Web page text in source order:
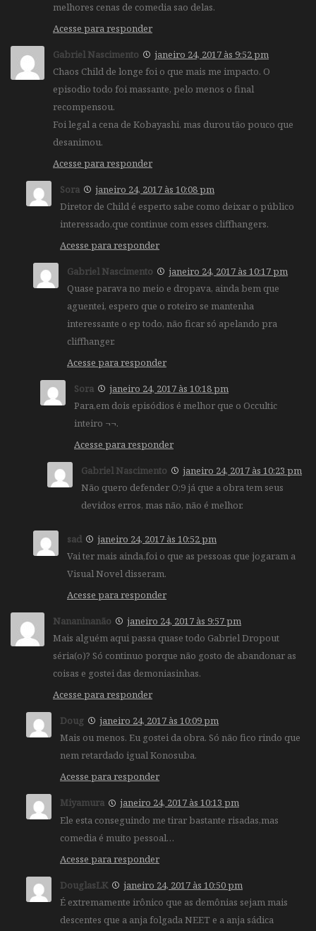
melhores cenas de comedia sao delas.
Acesse para responder
Gabriel Nascimento
janeiro 24, 2017 às 9:52 pm
Chaos Child de longe foi o que mais me impacto. O
episodio todo foi massante, pelo menos o final
recompensou.
Foi legal a cena de Kobayashi, mas durou tão pouco que
desanimou.
Acesse para responder
Sora
janeiro 24, 2017 às 10:08 pm
Diretor de Child é esperto sabe como deixar o público
interessado,que continue com esses cliffhangers.
Acesse para responder
Gabriel Nascimento
janeiro 24, 2017 às 10:17 pm
Quase parava no meio e dropava, ainda bem que
aguentei, espero que o roteiro se mantenha
interessante o ep todo, não ficar só apelando pra
cliffhanger.
Acesse para responder
Sora
janeiro 24, 2017 às 10:18 pm
Para,em dois episódios é melhor que o Occultic
inteiro ¬¬.
Acesse para responder
Gabriel Nascimento
janeiro 24, 2017 às 10:23 pm
Não quero defender O;9 já que a obra tem seus
devidos erros, mas não, não é melhor.
sad
janeiro 24, 2017 às 10:52 pm
Vai ter mais ainda,foi o que as pessoas que jogaram a
Visual Novel disseram.
Acesse para responder
Nananinanão
janeiro 24, 2017 às 9:57 pm
Mais alguém aqui passa quase todo Gabriel Dropout
séria(o)? Só continuo porque não gosto de abandonar as
coisas e gostei das demoniasinhas.
Acesse para responder
Doug
janeiro 24, 2017 às 10:09 pm
Mais ou menos. Eu gostei da obra. Só não fico rindo que
nem retardado igual Konosuba.
Acesse para responder
Miyamura
janeiro 24, 2017 às 10:13 pm
Ele esta conseguindo me tirar bastante risadas,mas
comedia é muito pessoal…
Acesse para responder
DouglasLK
janeiro 24, 2017 às 10:50 pm
É extremamente irônico que as demônias sejam mais
descentes que a anja folgada NEET e a anja sádica